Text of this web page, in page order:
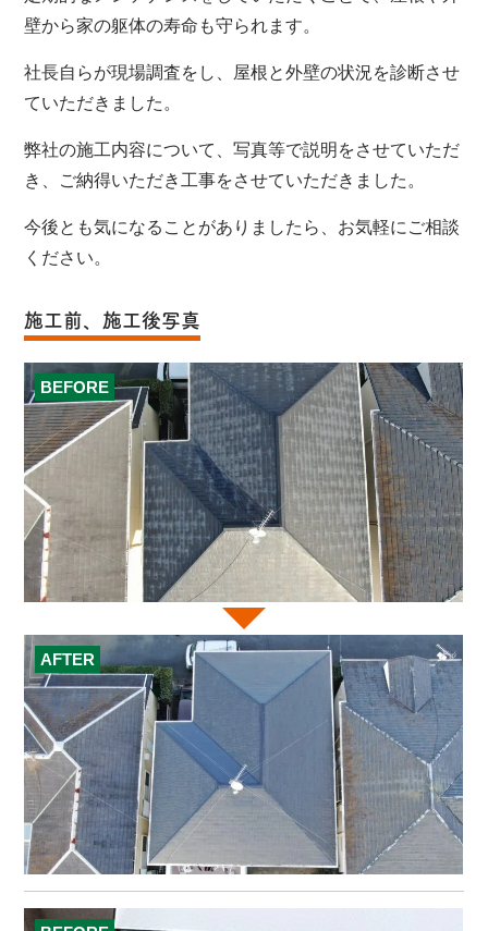
壁から家の躯体の寿命も守られます。
社長自らが現場調査をし、屋根と外壁の状況を診断させ
ていただきました。
弊社の施工内容について、写真等で説明をさせていただ
き、ご納得いただき工事をさせていただきました。
今後とも気になることがありましたら、お気軽にご相談
ください。
施工前、施工後写真
BEFORE
AFTER